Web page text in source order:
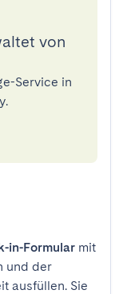
von
Service in
in-Formular mit
und der
ausfüllen. Sie